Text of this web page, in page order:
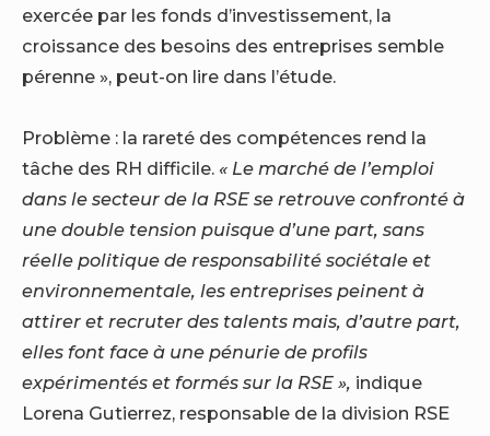
exercée par les fonds d’investissement, la
croissance des besoins des entreprises semble
pérenne », peut-on lire dans l’étude.
Problème : la rareté des compétences rend la
tâche des RH difficile. « Le marché de l’emploi
dans le secteur de la RSE se retrouve confronté à
une double tension puisque d’une part, sans
réelle politique de responsabilité sociétale et
environnementale, les entreprises peinent à
attirer et recruter des talents mais, d’autre part,
elles font face à une pénurie de profils
expérimentés et formés sur la RSE », indique
Lorena Gutierrez, responsable de la division RSE